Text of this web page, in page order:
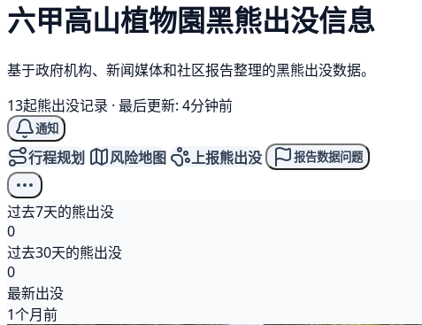
六甲高山植物園黑熊出没信息
基于政府机构、新闻媒体和社区报告整理的黑熊出没数据。
13起熊出没记录 · 最后更新: 4分钟前
通知
行程规划 风险地图 上报熊出没 报告数据问题
过去7天的熊出没
0
过去30天的熊出没
0
最新出没
1个月前